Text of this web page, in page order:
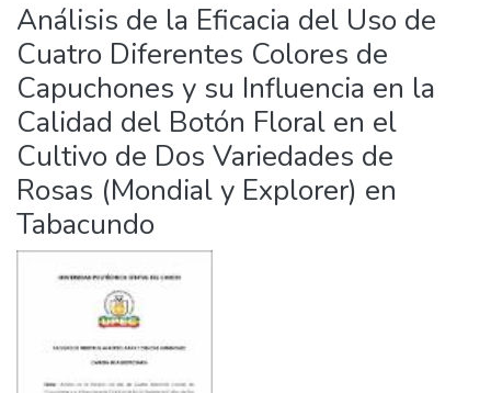
Estadísticas Externas
Manuales
Análisis de la Eficacia del Uso de
Cuatro Diferentes Colores de
Capuchones y su Influencia en la
Calidad del Botón Floral en el
Cultivo de Dos Variedades de
Rosas (Mondial y Explorer) en
Tabacundo